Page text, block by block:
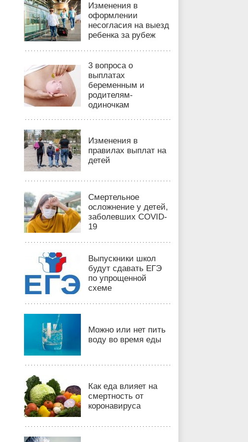
Изменения в
оформлении
несогласия на выезд
ребенка за рубеж
3 вопроса о
выплатах
беременным и
родителям-
одиночкам
Изменения в
правилах выплат на
детей
Смертельное
осложнение у детей,
заболевших COVID-
19
Выпускники школ
будут сдавать ЕГЭ
по упрощенной
схеме
Можно или нет пить
воду во время еды
Как еда влияет на
смертность от
коронавируса